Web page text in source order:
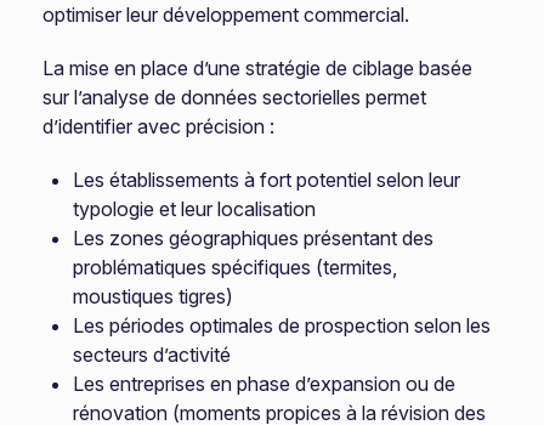
optimiser leur développement commercial.
La mise en place d’une stratégie de ciblage basée
sur l’analyse de données sectorielles permet
d’identifier avec précision :
Les établissements à fort potentiel selon leur
typologie et leur localisation
Les zones géographiques présentant des
problématiques spécifiques (termites,
moustiques tigres)
Les périodes optimales de prospection selon les
secteurs d’activité
Les entreprises en phase d’expansion ou de
rénovation (moments propices à la révision des